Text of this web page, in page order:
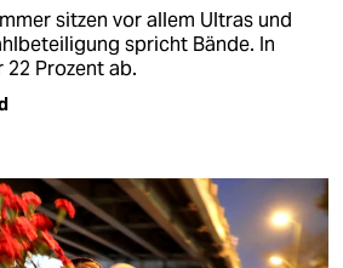
sitzen vor allem Ultras und
spricht Bände. In
22 Prozent ab.